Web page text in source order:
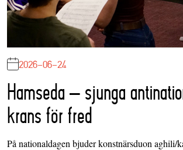
2026-06-24
Hamseda – sjunga
krans för fred
På nationaldagen bjuder konstnärsduon aghili/